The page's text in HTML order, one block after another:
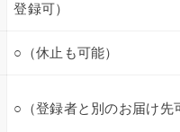
登録可）
○（休止も可能）
○（登録者と別のお届け先